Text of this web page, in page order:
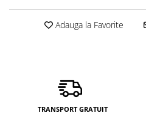
Adauga la Favorite
TRANSPORT GRATUIT